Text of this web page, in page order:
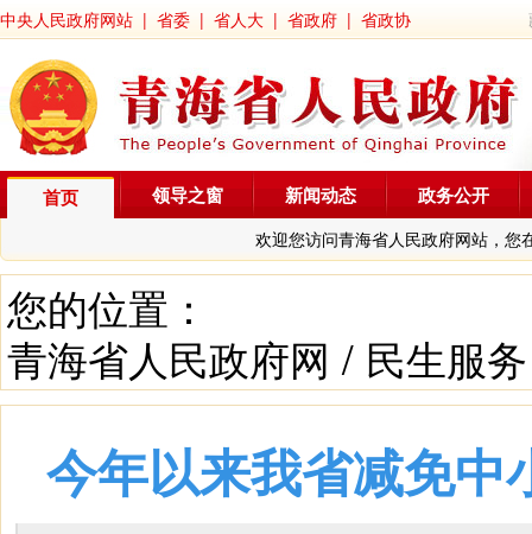
中央人民政府网站 | 省委 | 省人大 | 省政府 | 省政协
首页
欢迎您访问青海省人民政府网站，您
领导之窗 新闻动态 政务公开
您的位置：
青海省人民政府网 / 民生服务
今年以来我省减免中